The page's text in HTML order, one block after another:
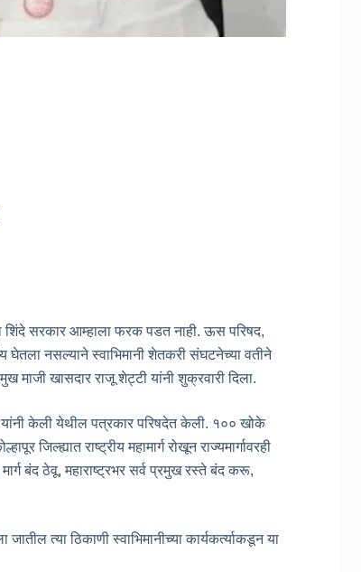
शिंदे सरकार आम्हाला फरक पडत नाही. ऊस परिषद,
नसल्याने स्वाभिमानी शेतकरी संघटनेच्या वतीने
खासदार राजू शेट्टी यांनी शुक्रवारी दिला.
यांनी केली येथील पत्रकार परिषदेत केली. १०० खोके
जिल्ह्यात राष्ट्रीय महामार्ग रोखून राज्यमार्गावरही
बंद ठेवू, महाराष्ट्रभर सर्व प्रमुख रस्ते बंद करू,
त्या ठिकाणी स्वाभिमानीच्या कार्यकर्त्याकडून या